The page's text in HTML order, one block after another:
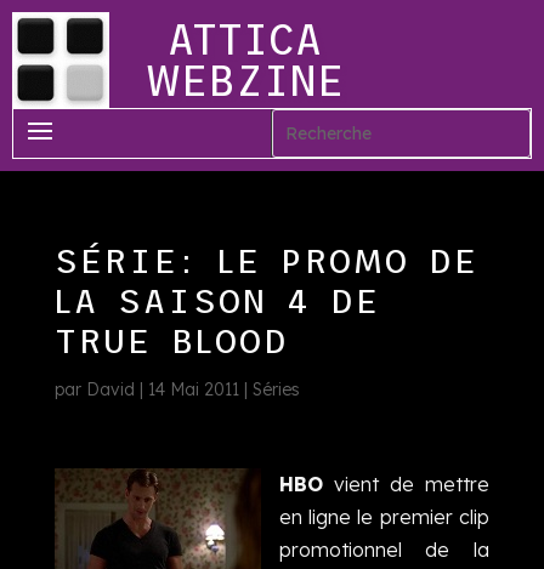
ATTICA
WEBZINE
SÉRIE: LE PROMO DE
LA SAISON 4 DE
TRUE BLOOD
par David | 14 Mai 2011| Séries
HBOvient de mettre
en ligne le premier clip
promotionnel de la